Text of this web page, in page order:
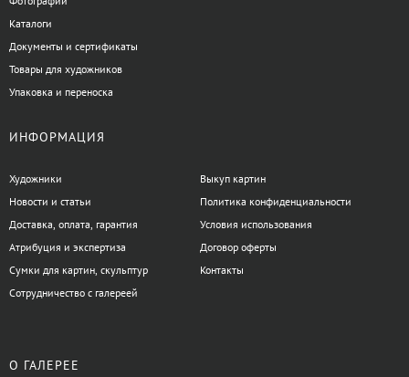
Каталоги
Документы и сертификаты
Товары для художников
Упаковка и переноска
ИНФОРМАЦИЯ
Художники
Новости и статьи
Доставка, оплата, гарантия
Атрибуция и экспертиза
Сумки для картин, скульптур
Сотрудничество с галереей
Выкуп картин
Политика конфиденциальности
Условия использования
Договор оферты
Контакты
О ГАЛЕРЕЕ